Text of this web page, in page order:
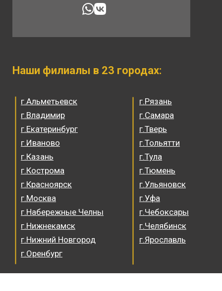
г.Рязань
г.Самара
г.Тверь
г.Тольятти
г.Тула
г.Тюмень
г.Ульяновск
г.Уфа
г.Чебоксары
г.Челябинск
г.Ярославль
г.Альметьевск
г.Владимир
г.Екатеринбург
г.Иваново
г.Казань
г.Кострома
г.Красноярск
г.Москва
г.Набережные Челны
г.Нижнекамск
г.Нижний Новгород
г.Оренбург
Наши филиалы в 23 городах: